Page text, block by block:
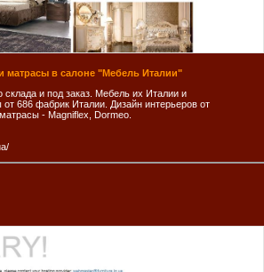
матрасы в салоне "Мебель Италии"
склада и под заказ. Мебель их Италии и
686 фабрик Италии. Дизайн интерьеров от
- Magniflex, Dormeo.